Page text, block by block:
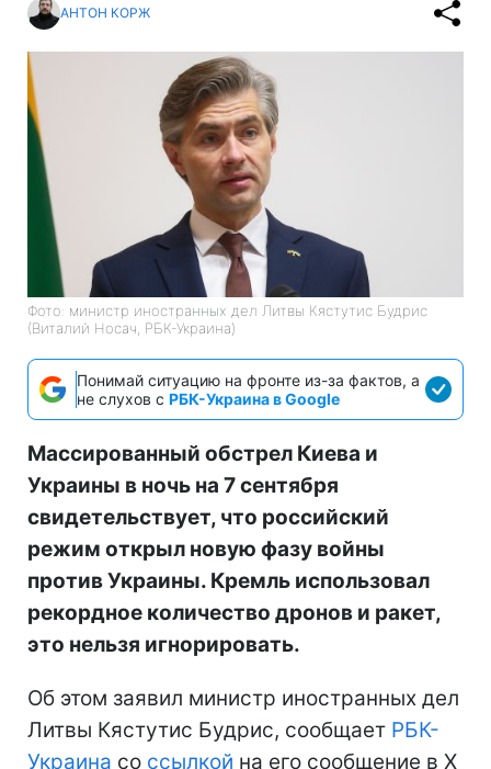
АНТОН КОРЖ
Фото: министр иностранных дел Литвы Кястутис Будрис
(Виталий Носач, РБК-Украина)
Понимай ситуацию на фронте из-за фактов, а
не слухов с РБК-Украина в Google
Массированный обстрел Киева и
Украины в ночь на 7 сентября
свидетельствует, что российский
режим открыл новую фазу войны
против Украины. Кремль использовал
рекордное количество дронов и ракет,
это нельзя игнорировать.
Об этом заявил министр иностранных дел
Литвы Кястутис Будрис, сообщает РБК-
Украина со ссылкой на его сообщение в X